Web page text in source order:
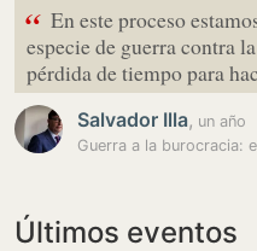
“ En este proceso
especie de guerra contra
pérdida de tiempo para
Salvador Illa, un año
Últimos eventos